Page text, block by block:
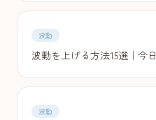
波動
波動を上げる方法15選｜今
波動